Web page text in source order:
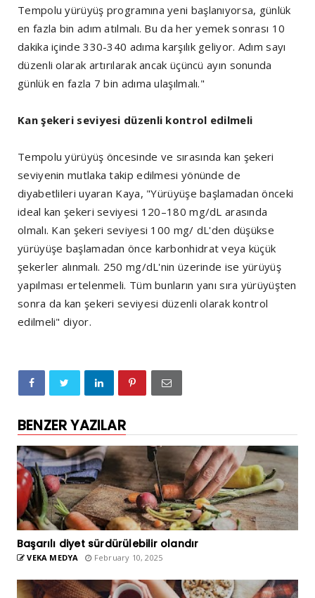
Tempolu yürüyüş programına yeni başlanıyorsa, günlük
en fazla bin adım atılmalı. Bu da her yemek sonrası 10
dakika içinde 330-340 adıma karşılık geliyor. Adım sayı
düzenli olarak artırılarak ancak üçüncü ayın sonunda
günlük en fazla 7 bin adıma ulaşılmalı."
Kan şekeri seviyesi düzenli kontrol edilmeli
Tempolu yürüyüş öncesinde ve sırasında kan şekeri
seviyenin mutlaka takip edilmesi yönünde de
diyabetlileri uyaran Kaya, "Yürüyüşe başlamadan önceki
ideal kan şekeri seviyesi 120–180 mg/dL arasında
olmalı. Kan şekeri seviyesi 100 mg/ dL'den düşükse
yürüyüşe başlamadan önce karbonhidrat veya küçük
şekerler alınmalı. 250 mg/dL'nin üzerinde ise yürüyüş
yapılması ertelenmeli. Tüm bunların yanı sıra yürüyüşten
sonra da kan şekeri seviyesi düzenli olarak kontrol
edilmeli" diyor.
BENZER YAZILAR
Başarılı diyet sürdürülebilir olandır
VEKA MEDYA February 10, 2025